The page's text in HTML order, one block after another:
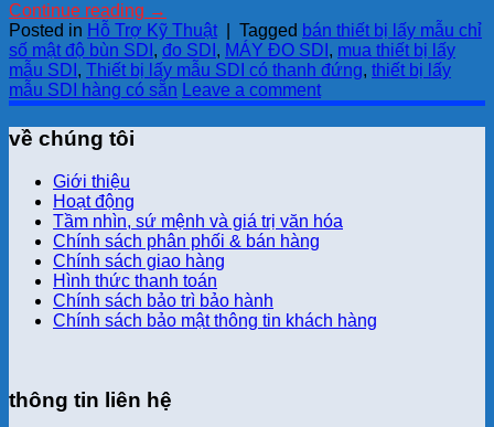
Continue reading →
Posted in Hỗ Trợ Kỹ Thuật Tagged bán thiết bị lấy mẫu chỉ
số mật độ bùn SDI , đo SDI , MÁY ĐO SDI , mua thiết bị lấy
mẫu SDI , Thiết bị lấy mẫu SDI có thanh đứng, thiết bị lấy
mẫu SDI hàng có sẵn Leave a comment
về chúng tôi
Giới thiệu
Hoạt động
Tầm nhìn, sứ mệnh và giá trị văn hóa
Chính sách phân phối & bán hàng
Chính sách giao hàng
Hình thức thanh toán
Chính sách bảo trì bảo hành
Chính sách bảo mật thông tin khách hàng
thông tin liên hệ